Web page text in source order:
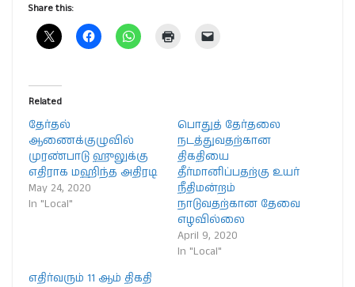
Share this:
Related
தேர்தல்
ஆணைக்குழுவில்
முரண்பாடு ஹுலுக்கு
எதிராக மஹிந்த அதிரடி
May 24, 2020
In "Local"
பொதுத் தேர்தலை
நடத்துவதற்கான
திகதியை
தீர்மானிப்பதற்கு உயர்
நீதிமன்றம்
நாடுவதற்கான தேவை
எழவில்லை
April 9, 2020
In "Local"
எதிர்வரும் 11 ஆம் திகதி